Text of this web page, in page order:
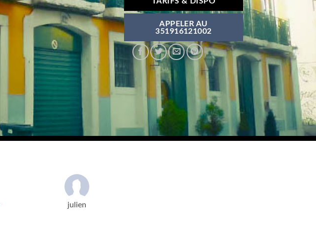
julien
APPELER AU
351916121002